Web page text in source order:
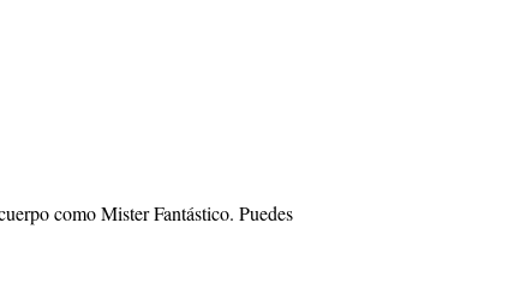
como Mister Fantástico. Puedes